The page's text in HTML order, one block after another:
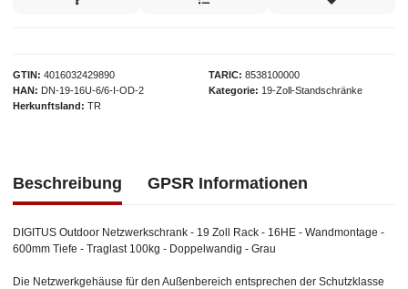
GTIN 4016032429890
HAN
DN-19-16U-6/6-I-OD-2
Herkunftsland
TR
TARIC
8538100000
Kategorie
19-Zoll-Standschränke
Beschreibung GPSR Informationen
DIGITUS Outdoor Netzwerkschrank - 19 Zoll Rack - 16HE - Wandmontage -
600mm Tiefe - Traglast 100kg - Doppelwandig - Grau
Die Netzwerkgehäuse für den Außenbereich entsprechen der Schutzklasse